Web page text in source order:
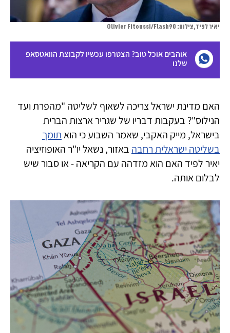
יאיר לפיד, צילום: Olivier Fitoussi/Flash90
אוהבים אוכל טוב? הצטרפו עכשיו לקבוצת הוואטסאפ
שלנו
האם מדינת ישראל צריכה לשאוף לשליטה "מהפרת ועד
הנילוס"? בעקבות דבריו של שגריר ארצות הברית
בישראל, מייק האקבי, שאמר השבוע כי הואתומך
בשליטה ישראלית רחבה באזור, נשאל יו"ר האופוזיציה
יאיר לפיד האם הוא מזדהה עם הקריאה - או סבור שיש
לבלום אותה.